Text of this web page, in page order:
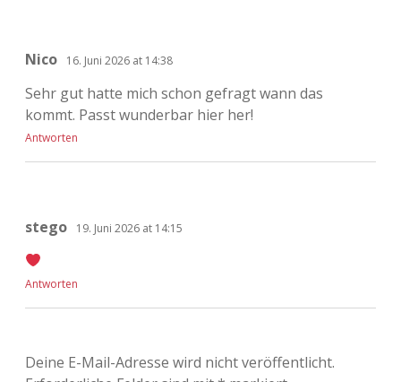
Nico 16. Juni 2026 at 14:38
Sehr gut hatte mich schon gefragt wann das
kommt. Passt wunderbar hier her!
Antworten
stego 19. Juni 2026 at 14:15
Antworten
Deine E-Mail-Adresse wird nicht veröffentlicht.